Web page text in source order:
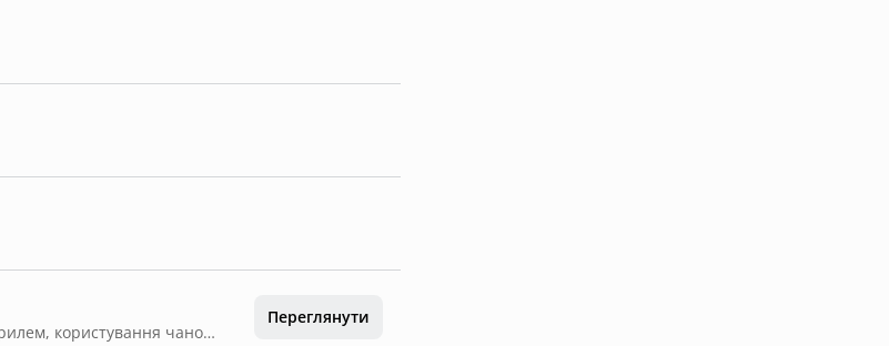
- У вартість проживання входять сніданки, користування грилем, користування чаном один раз на добу, а також паркомісце - Бронювання є гарантованим після внесення передоплати, яка складає - - Гарантоване поселення в готель здійснюється після 14:00, виїзд з готелю - до 12:00. - Поселення до 14:00 та виселення після 12:00 надається за наявності вільних котеджів та є платною послугою. Ранній заїзд та пізній виїзд коштують - 50% вартості доби проживання - Ми із задоволенням організуємо для Вас трансфер до готелю та забронюємо будь-які інші послуги. Для цього просто зверніться за телефоном 067 005 20 00
Переглянути